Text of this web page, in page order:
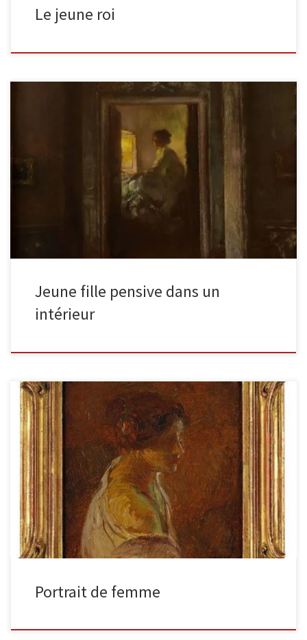
Le jeune roi
Jeune fille pensive dans un intérieurHuile sur panneau,
parquetéSigné ‘La Touche’ en bas à gauche Hauteur : 60 Largeur :
60 cm […]
Jeune fille pensive dans un
intérieur
Portait de femme Huile sur panneau, signée en bas à droite H. 15
cm – L. 15 cm Quelle grâce […]
Portrait de femme